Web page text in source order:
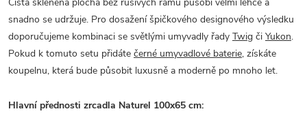
snadno se udržuje. Pro dosažení špičkového designového výsledku
doporučujeme kombinaci se světlými umyvadly řady Twig či Yukon.
Pokud k tomuto setu přidáte černé umyvadlové baterie, získáte
koupelnu, která bude působit luxusně a moderně po mnoho let.
Hlavní přednosti zrcadla Naturel 100x65 cm: